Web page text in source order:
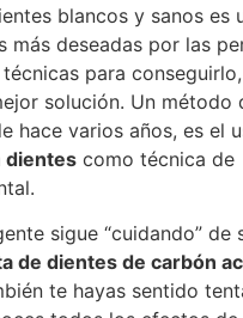
blancos y sanos es
más deseadas por las
para
solución. Un método
hace varios años, es el
dientes como técnica de
sigue “cuidando” de
de dientes de carbón
te hayas sentido